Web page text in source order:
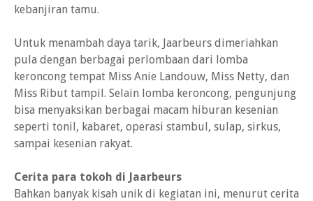
kebanjiran tamu.
Untuk menambah daya tarik, Jaarbeurs dimeriahkan
pula dengan berbagai perlombaan dari lomba
keroncong tempat Miss Anie Landouw, Miss Netty, dan
Miss Ribut tampil. Selain lomba keroncong, pengunjung
bisa menyaksikan berbagai macam hiburan kesenian
seperti tonil, kabaret, operasi stambul, sulap, sirkus,
sampai kesenian rakyat.
Cerita para tokoh di Jaarbeurs
Bahkan banyak kisah unik di kegiatan ini, menurut cerita